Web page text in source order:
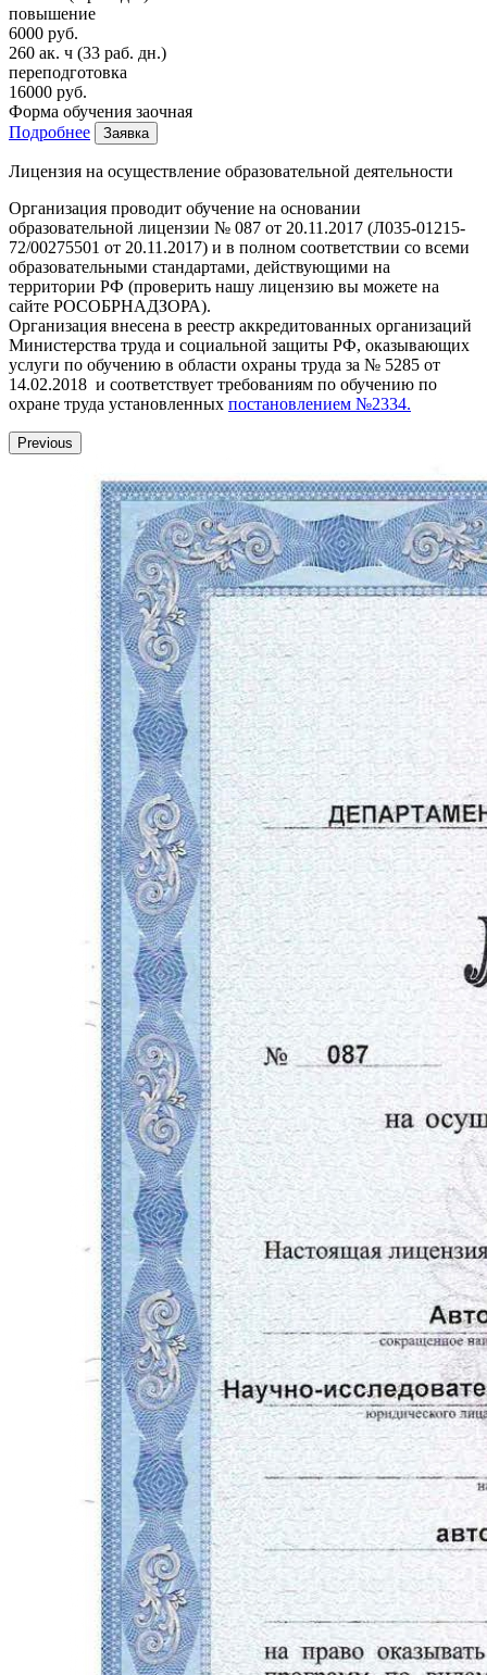
повышение
6000 руб.
260 ак. ч (33 раб. дн.)
переподготовка
16000 руб.
Форма обучения заочная
Подробнее
Заявка
Лицензия на осуществление образовательной деятельности
Организация проводит обучение на основании
образовательной лицензии № 087 от 20.11.2017 (Л035-01215-
72/00275501 от 20.11.2017) и в полном соответствии со всеми
образовательными стандартами, действующими на
территории РФ (проверить нашу лицензию вы можете на
сайте РОСОБРНАДЗОРА).
Организация внесена в реестр аккредитованных организаций
Министерства труда и социальной защиты РФ, оказывающих
услуги по обучению в области охраны труда за № 5285 от
14.02.2018 и соответствует требованиям по обучению по
охране труда установленных постановлением №2334.
Previous